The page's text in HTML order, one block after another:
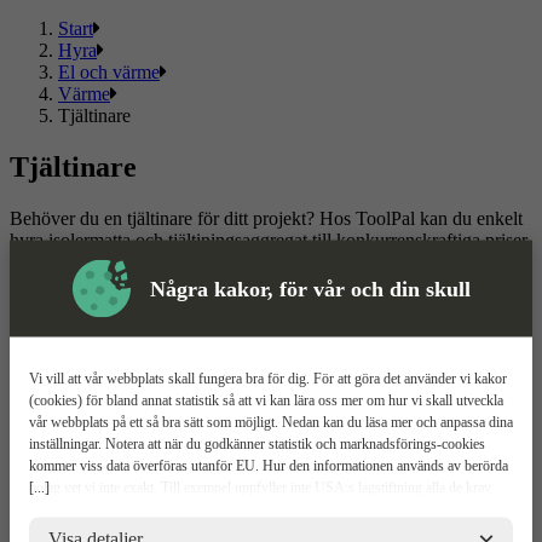
Några kakor, för vår och din skull
[...]
Vi vill att vår webbplats skall fungera bra för dig. För att göra det använder vi kakor
(cookies) för bland annat statistik så att vi kan lära oss mer om hur vi skall utveckla
vår webbplats på ett så bra sätt som möjligt. Nedan kan du läsa mer och anpassa dina
inställningar. Notera att när du godkänner statistik och marknadsförings-cookies
kommer viss data överföras utanför EU. Hur den informationen används av berörda
bolag vet vi inte exakt. Till exempel uppfyller inte USA:s lagstiftning alla de krav
risker för dina personuppgifter. De berörda bolagen måste lämna över uppgifter till
Start
Hyra
El och värme
Värme
Tjältinare
Tjältinare
Behöver du en tjältinare för ditt projekt? Hos ToolPal kan du enkelt
hyra isolermatta och tjältiningsaggregat till konkurrenskraftiga priser.
Välj mellan en fast period eller ett flexibelt uthyrningsavtal där
hyrestiden enkelt kan anpassas om projektet drar ut på tiden. Vi
erbjuder snabb leverans och smidig uthyrning. Hitta rätt utrustning
Läs mer Läs mindre
Om ToolPal
Om oss
Våra depåer